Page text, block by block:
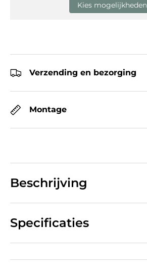
Kies mogelijkheden
Verzending en bezorging
Montage
Beschrijving
Specificaties